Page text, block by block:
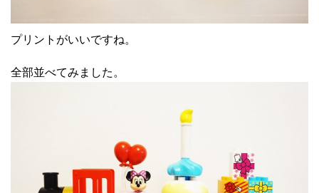
プリントがいいですね。
全部並べてみました。